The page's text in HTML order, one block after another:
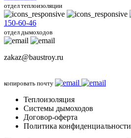
отдел теплоизоляции
150-60-46
отдел дымоходов
zakaz@baustroy.ru
копировать почту
Теплоизоляция
Системы дымоходов
Договор-оферта
Политика конфиденциальности